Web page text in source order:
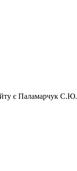
є Паламарчук С.Ю.